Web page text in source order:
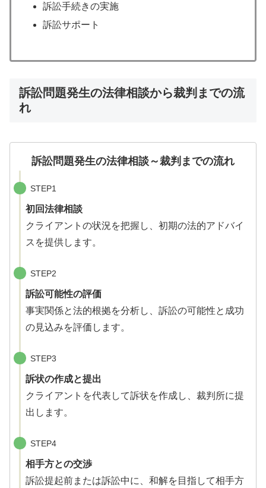
訴訟手続きの実施
訴訟サポート
訴訟問題発生の法律相談から裁判までの流
れ
訴訟問題発生の法律相談～裁判までの流れ
STEP1
初回法律相談
クライアントの状況を把握し、初期の法的アドバイ
スを提供します。
STEP2
訴訟可能性の評価
事実関係と法的根拠を分析し、訴訟の可能性と成功
の見込みを評価します。
STEP3
訴状の作成と提出
クライアントを代表して訴状を作成し、裁判所に提
出します。
STEP4
相手方との交渉
訴訟提起前または訴訟中に、和解を目指して相手方